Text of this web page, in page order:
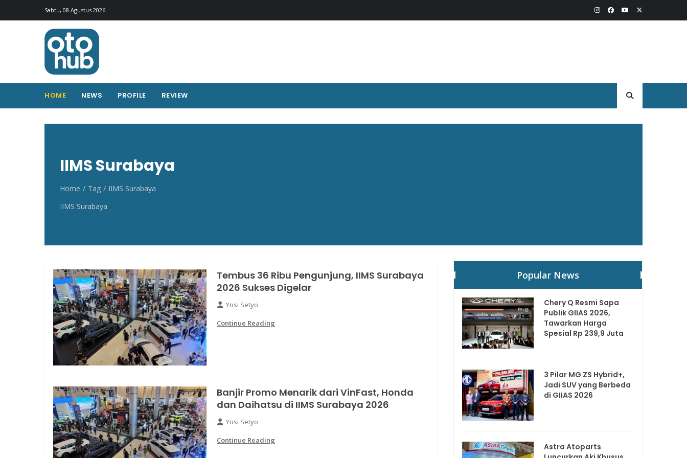
Sabtu, 08 Agustus 2026
HOME NEWS PROFILE REVIEW
Otohub.co
Portal berita otomotif Indonesia terkini
IIMS Surabaya
Home Tag
IIMS Surabaya
IIMS Surabaya
Tembus 36 Ribu Pengunjung, IIMS Surabaya
2026 Sukses Digelar
Yosi Setyo
Continue Reading
Banjir Promo Menarik dari VinFast, Honda
dan Daihatsu di IIMS Surabaya 2026
Yosi Setyo
Continue Reading
Popular News
Chery Q Resmi Sapa
Publik GIIAS 2026,
Tawarkan Harga
Spesial Rp 239,9 Juta
3 Pilar MG ZS Hybrid+,
Jadi SUV yang Berbeda
di GIIAS 2026
Astra Atoparts